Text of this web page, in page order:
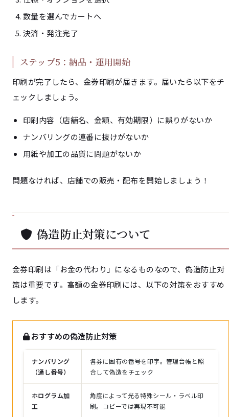
数量を選んでカートへ
決済・発注完了
ステップ5：納品・運用開始
印刷が完了したら、金券印刷が届きます。届いたら以下をチ
ェックしましょう。
印刷内容（店舗名、金額、有効期限）に誤りがないか
ナンバリングの連番に抜けがないか
用紙や加工の品質に問題がないか
問題なければ、店舗での販売・配布を開始しましょう！
偽造防止対策について
金券印刷は「お金の代わり」になるものなので、偽造防止対
策は重要です。高額の金券印刷には、以下の対策をおすすめ
します。
おすすめの偽造防止対策
ナンバリング
（通し番号）
各券に固有の番号を印字。管理台帳と照
合して偽造をチェック
ホログラム加
工
角度によって光る特殊シール・ラベル印
刷。コピーでは再現不可能